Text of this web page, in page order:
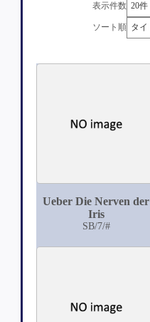
表示件数
ソート順
Ueber Die Nerven der
Iris
SB/7/#